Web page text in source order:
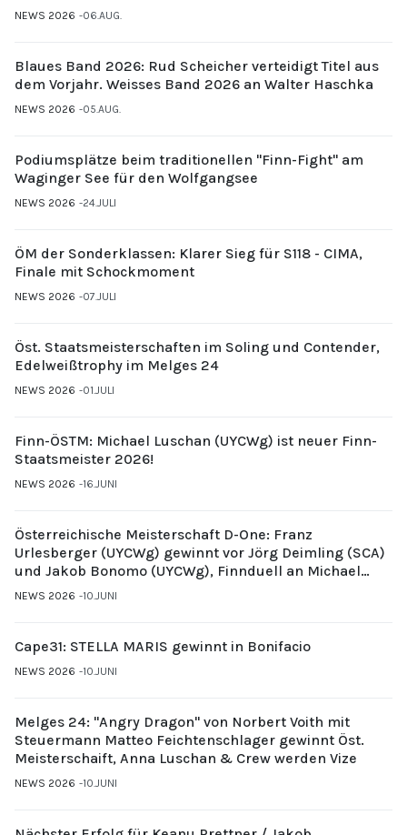
NEWS 2026 06.AUG.
Blaues Band 2026: Rud Scheicher verteidigt Titel aus
dem Vorjahr. Weisses Band 2026 an Walter Haschka
NEWS 2026 05.AUG.
Podiumsplätze beim traditionellen "Finn-Fight" am
Waginger See für den Wolfgangsee
NEWS 2026 24.JULI
ÖM der Sonderklassen: Klarer Sieg für S118 - CIMA,
Finale mit Schockmoment
NEWS 2026 07.JULI
Öst. Staatsmeisterschaften im Soling und Contender,
Edelweißtrophy im Melges 24
NEWS 2026 01.JULI
Finn-ÖSTM: Michael Luschan (UYCWg) ist neuer Finn-
Staatsmeister 2026!
NEWS 2026 16.JUNI
Österreichische Meisterschaft D-One: Franz
Urlesberger (UYCWg) gewinnt vor Jörg Deimling (SCA)
und Jakob Bonomo (UYCWg), Finnduell an Michael
Gubi (UYCMo)
NEWS 2026 10.JUNI
Cape31: STELLA MARIS gewinnt in Bonifacio
NEWS 2026 10.JUNI
Melges 24: "Angry Dragon" von Norbert Voith mit
Steuermann Matteo Feichtenschlager gewinnt Öst.
Meisterschaift, Anna Luschan & Crew werden Vize
NEWS 2026 10.JUNI